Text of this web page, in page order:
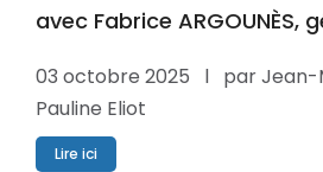
avec Fabrice ARGOUNÈS,
03 octobre 2025 l par Jean-
Pauline Eliot
Lire ici